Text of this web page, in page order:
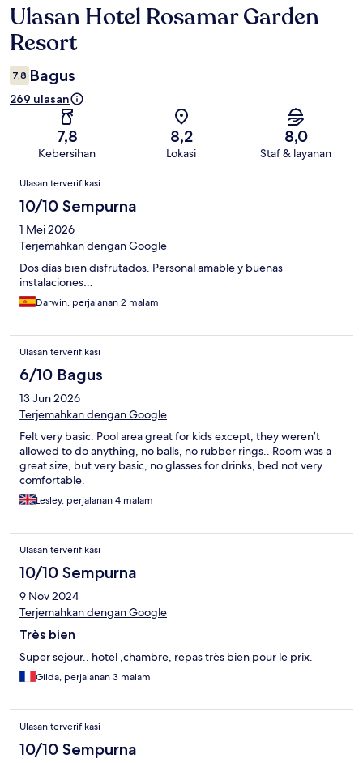
Ulasan
Ulasan Hotel Rosamar Garden
Resort
7,8 Bagus
269 ulasan
7,8
Kebersihan
8,2
Lokasi
8,0
Staf & layanan
Ulasan
Ulasan terverifikasi
10/10 Sempurna
1 Mei 2026
Terjemahkan dengan Google
Dos días bien disfrutados. Personal amable y buenas
instalaciones…
Darwin, perjalanan 2 malam
Ulasan terverifikasi
6/10 Bagus
13 Jun 2026
Terjemahkan dengan Google
Felt very basic. Pool area great for kids except, they weren’t
allowed to do anything, no balls, no rubber rings.. Room was a
great size, but very basic, no glasses for drinks, bed not very
comfortable.
Lesley, perjalanan 4 malam
Ulasan terverifikasi
10/10 Sempurna
9 Nov 2024
Terjemahkan dengan Google
Très bien
Super sejour.. hotel ,chambre, repas très bien pour le prix.
Gilda, perjalanan 3 malam
Ulasan terverifikasi
10/10 Sempurna